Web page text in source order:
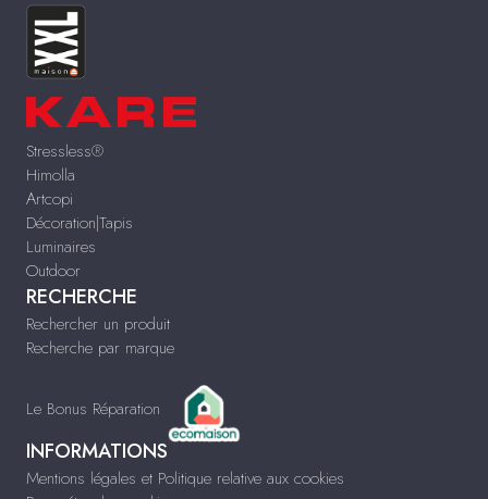
Stressless®
Himolla
Artcopi
Décoration|Tapis
Luminaires
Outdoor
RECHERCHE
Rechercher un produit
Recherche par marque
Le Bonus Réparation
INFORMATIONS
Mentions légales et Politique relative aux cookies